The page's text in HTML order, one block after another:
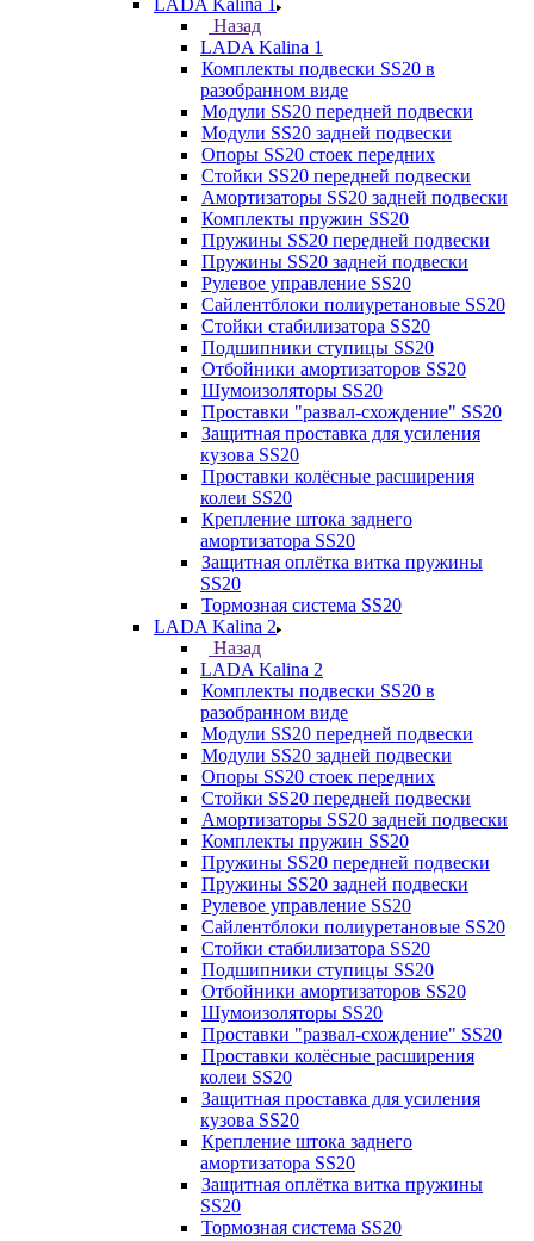
LADA Kalina 1
Назад
LADA Kalina 1
Комплекты подвески SS20 в
разобранном виде
Модули SS20 передней подвески
Модули SS20 задней подвески
Опоры SS20 стоек передних
Стойки SS20 передней подвески
Амортизаторы SS20 задней подвески
Комплекты пружин SS20
Пружины SS20 передней подвески
Пружины SS20 задней подвески
Рулевое управление SS20
Сайлентблоки полиуретановые SS20
Стойки стабилизатора SS20
Подшипники ступицы SS20
Отбойники амортизаторов SS20
Шумоизоляторы SS20
Проставки "развал-схождение" SS20
Защитная проставка для усиления
кузова SS20
Проставки колёсные расширения
колеи SS20
Крепление штока заднего
амортизатора SS20
Защитная оплётка витка пружины
SS20
Тормозная система SS20
LADA Kalina 2
Назад
LADA Kalina 2
Комплекты подвески SS20 в
разобранном виде
Модули SS20 передней подвески
Модули SS20 задней подвески
Опоры SS20 стоек передних
Стойки SS20 передней подвески
Амортизаторы SS20 задней подвески
Комплекты пружин SS20
Пружины SS20 передней подвески
Пружины SS20 задней подвески
Рулевое управление SS20
Сайлентблоки полиуретановые SS20
Стойки стабилизатора SS20
Подшипники ступицы SS20
Отбойники амортизаторов SS20
Шумоизоляторы SS20
Проставки "развал-схождение" SS20
Проставки колёсные расширения
колеи SS20
Защитная проставка для усиления
кузова SS20
Крепление штока заднего
амортизатора SS20
Защитная оплётка витка пружины
SS20
Тормозная система SS20